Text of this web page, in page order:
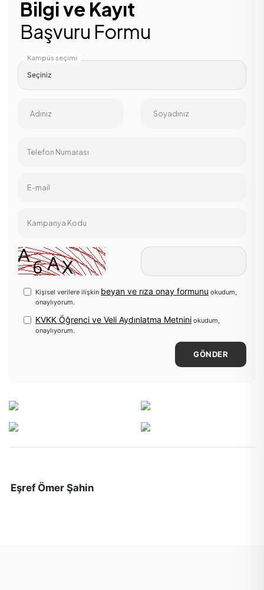
Bilgi ve Kayıt
Başvuru Formu
Kampüs seçimi
Adınız Soyadınız
Telefon Numarası
E-mail
Kampanya Kodu
Kişisel verilere ilişkin beyan ve rıza onay formunu okudum,
onaylıyorum.
KVKK Öğrenci ve Veli Aydınlatma Metnini okudum,
onaylıyorum.
GÖNDER
Eşref Ömer Şahin